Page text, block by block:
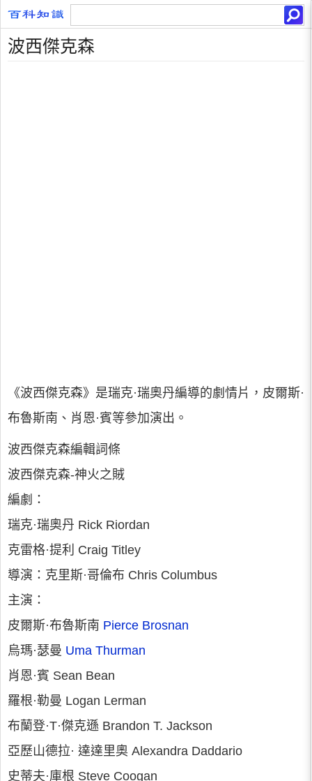
波西傑克森
《波西傑克森》是瑞克·瑞奧丹編導的劇情片，皮爾斯·
布魯斯南、肖恩·賓等參加演出。
波西傑克森編輯詞條
波西傑克森-神火之賊
編劇：
瑞克·瑞奧丹 Rick Riordan
克雷格·提利 Craig Titley
導演：克里斯·哥倫布 Chris Columbus
主演：
皮爾斯·布魯斯南 Pierce Brosnan
烏瑪·瑟曼 Uma Thurman
肖恩·賓 Sean Bean
羅根·勒曼 Logan Lerman
布蘭登·T·傑克遜 Brandon T. Jackson
亞歷山德拉· 達達里奧 Alexandra Daddario
史蒂夫·庫根 Steve Coogan